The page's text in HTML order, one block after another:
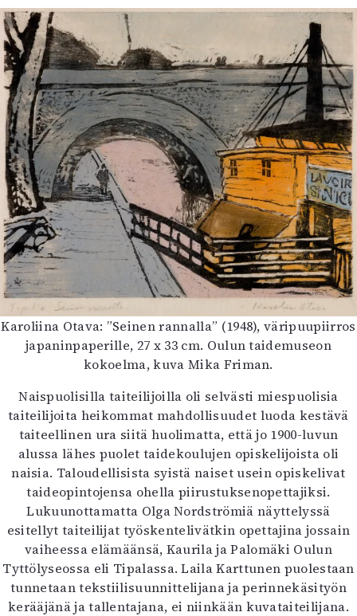
Karoliina Otava: ”Seinen rannalla” (1948), väripuupiirros
japaninpaperille, 27 x 33 cm. Oulun taidemuseon
kokoelma, kuva Mika Friman.
Naispuolisilla taiteilijoilla oli selvästi miespuolisia
taiteilijoita heikommat mahdollisuudet luoda kestävä
taiteellinen ura siitä huolimatta, että jo 1900-luvun
alussa lähes puolet taidekoulujen opiskelijoista oli
naisia. Taloudellisista syistä naiset usein opiskelivat
taideopintojensa ohella piirustuksenopettajiksi.
Lukuunottamatta Olga Nordströmiä näyttelyssä
esitellyt taiteilijat työskentelivätkin opettajina jossain
vaiheessa elämäänsä, Kaurila ja Palomäki Oulun
Tyttölyseossa eli Tipalassa. Laila Karttunen puolestaan
tunnetaan tekstiilisuunnittelijana ja perinnekäsityön
kerääjänä ja tallentajana, ei niinkään kuvataiteilijana.